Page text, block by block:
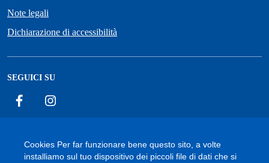
Note legali
Dichiarazione di accessibilità
SEGUICI SU
Facebook
Accessibilità Cookie Privacy Policy Mappa del sito
Cookies Per far funzionare bene questo sito, a volte
installiamo sul tuo dispositivo dei piccoli file di dati che si